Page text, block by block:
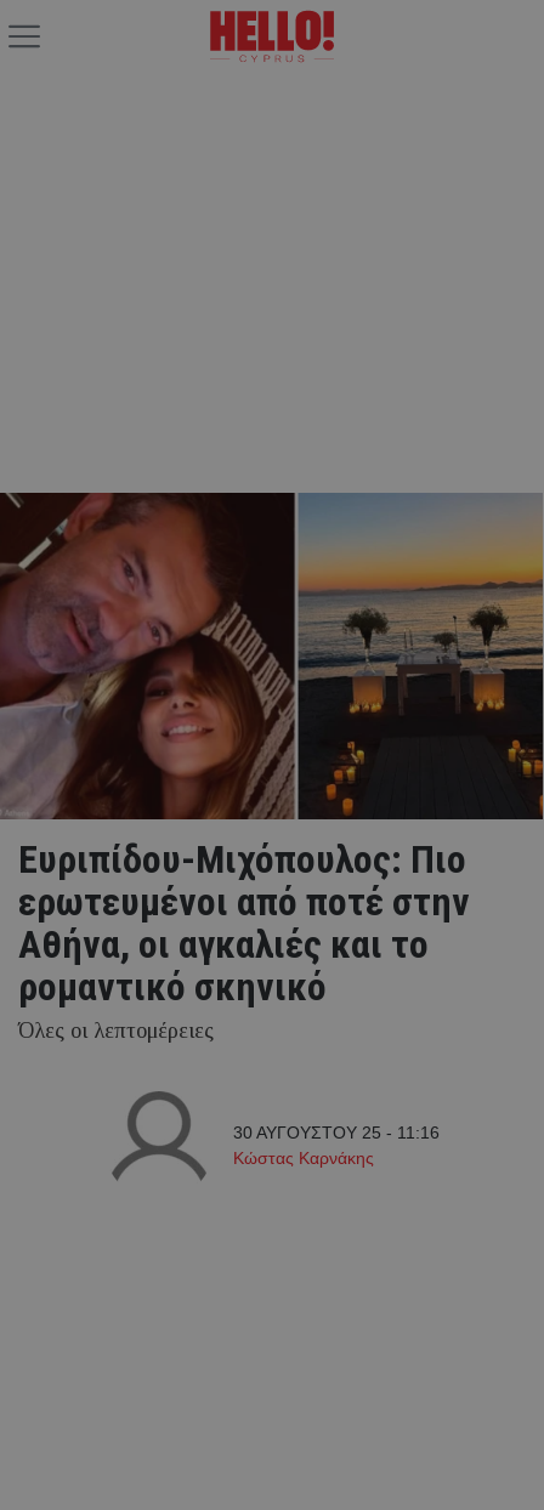
Ευριπίδου-Μιχόπουλος: Πιο
ερωτευμένοι από ποτέ στην
Αθήνα, οι αγκαλιές και το
ρομαντικό σκηνικό
Όλες οι λεπτομέρειες
30 ΑΥΓΟΥΣΤΟΥ 25 - 11:16
Κώστας Καρνάκης